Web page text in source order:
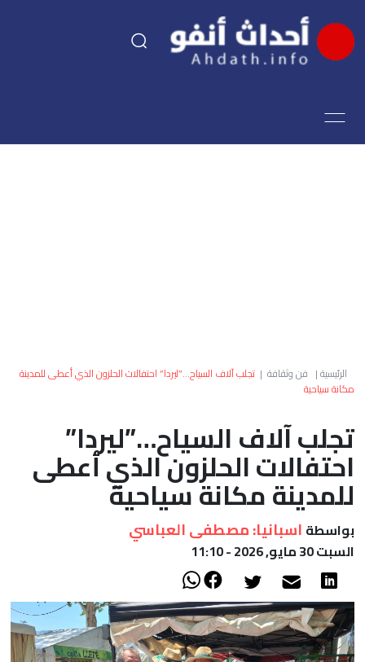
اقتصاد
العالم
الصحراء
الرئيسية| فن وثقافة | تجلب آلاف السياح…”ليردا” احتفالات الحلزون الذي أعطى للمدينة
مكانة سياحية
تجلب آلاف السياح…”ليردا”
احتفالات الحلزون الذي أعطى
للمدينة مكانة سياحية
بواسطة اسبانيا: مصطفى العباسي
السبت 30 مايو, 2026 - 11:10